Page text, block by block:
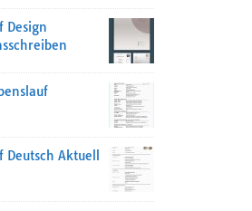
Design
Deutsch Aktuell